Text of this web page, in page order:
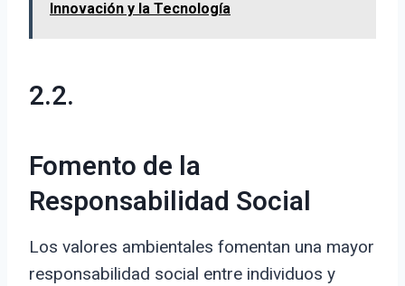
Innovación y la Tecnología
2.2.
Fomento de la
Responsabilidad Social
Los valores ambientales fomentan una mayor
responsabilidad social entre individuos y